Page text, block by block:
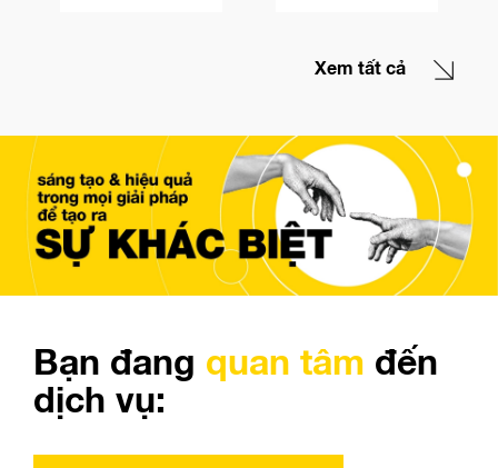
Xem tất cả
Bạn đang quan tâm đến
dịch vụ: